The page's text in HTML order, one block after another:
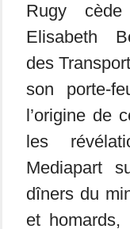
Rugy
Elisabeth
des
son porte-
l’origine de
les
Mediapart
dîners du
et homards,